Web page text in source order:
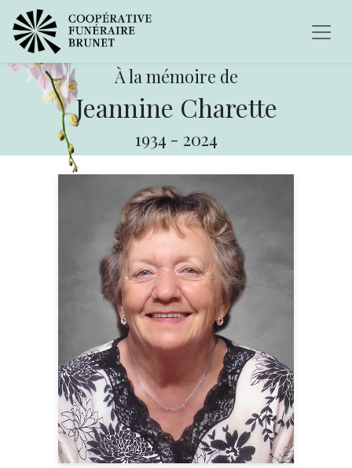
À la mémoire de
Jeannine Charette
1934 - 2024